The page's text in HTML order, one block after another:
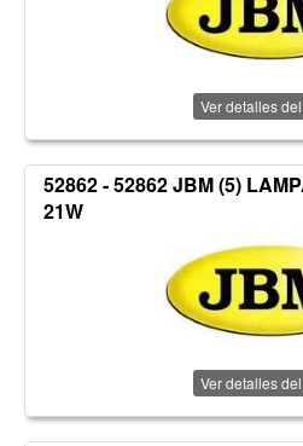
Ver detalles
52862 - 52862 JBM (5)
21W
Ver detalles